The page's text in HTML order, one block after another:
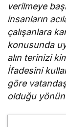
verilmeye
insanların
çalışanlara
konusunda
alın terinizi
İfadesini
göre
olduğu